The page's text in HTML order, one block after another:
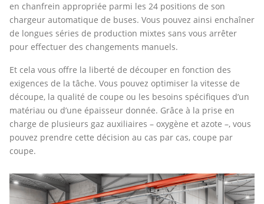
en chanfrein appropriée parmi les 24 positions de son
chargeur automatique de buses. Vous pouvez ainsi enchaîner
de longues séries de production mixtes sans vous arrêter
pour effectuer des changements manuels.
Et cela vous offre la liberté de découper en fonction des
exigences de la tâche. Vous pouvez optimiser la vitesse de
découpe, la qualité de coupe ou les besoins spécifiques d’un
matériau ou d’une épaisseur donnée. Grâce à la prise en
charge de plusieurs gaz auxiliaires – oxygène et azote –, vous
pouvez prendre cette décision au cas par cas, coupe par
coupe.